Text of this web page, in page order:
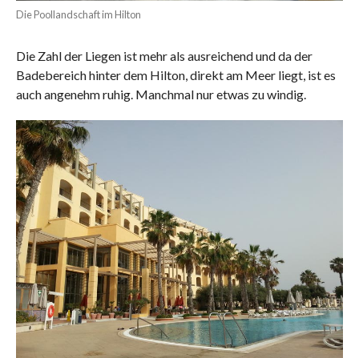
Die Poollandschaft im Hilton
Die Zahl der Liegen ist mehr als ausreichend und da der
Badebereich hinter dem Hilton, direkt am Meer liegt, ist es
auch angenehm ruhig. Manchmal nur etwas zu windig.